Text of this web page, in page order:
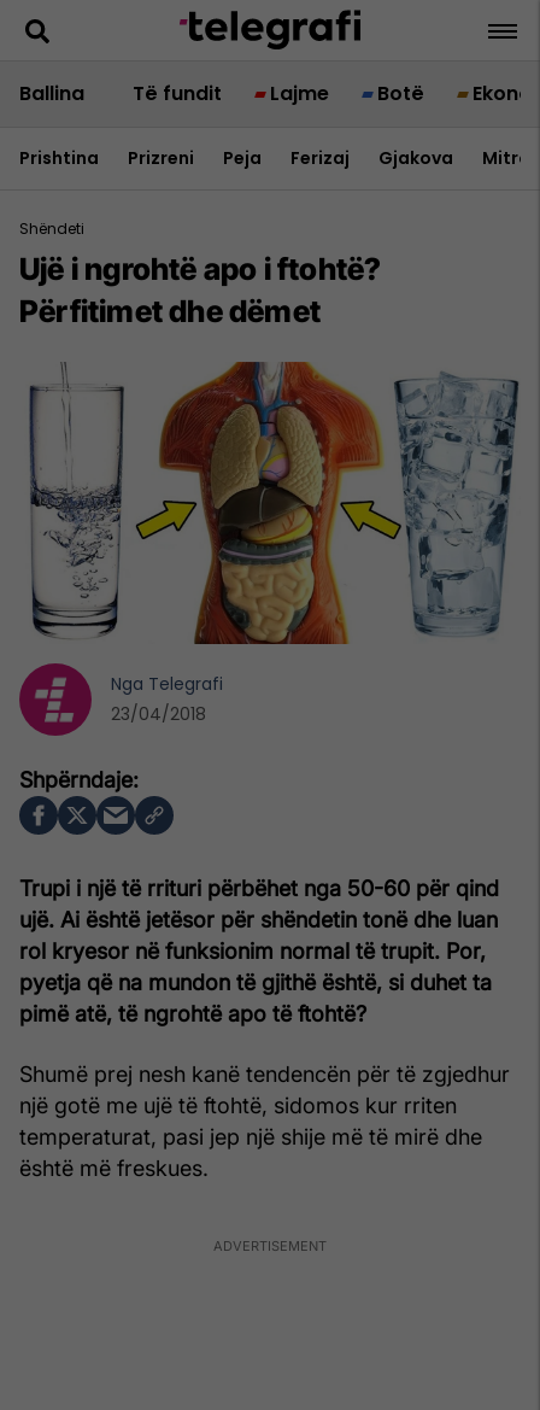
Ballina Të fundit Lajme Botë
Prishtina Prizreni Peja Ferizaj Gjakova
Shëndeti
Ujë i ngrohtë apo i ftohtë?
Përfitimet dhe dëmet
Trupi i një të rrituri përbëhet nga 50-60 për qind
ujë. Ai është jetësor për shëndetin tonë dhe luan
rol kryesor në funksionim normal të trupit. Por,
pyetja që na mundon të gjithë është, si duhet ta
pimë atë, të ngrohtë apo të ftohtë?
Shumë prej nesh kanë tendencën për të zgjedhur
një gotë me ujë të ftohtë, sidomos kur rriten
temperaturat, pasi jep një shije më të mirë dhe
është më freskues.
Nga Telegrafi
23/04/2018